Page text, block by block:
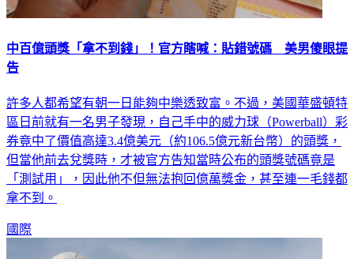
中百億頭獎「拿不到錢」！官方瞎喊：貼錯號碼 美男傻眼提
告
許多人都希望有朝一日能夠中樂透致富。不過，美國華盛頓特
區日前就有一名男子發現，自己手中的威力球（Powerball）彩
券竟中了價值高達3.4億美元（約106.5億元新台幣）的頭獎，
但當他前去兌獎時，才被官方告知當時公布的頭獎號碼竟是
「測試用」，因此他不但無法抱回億萬獎金，甚至連一毛錢都
拿不到。
國際